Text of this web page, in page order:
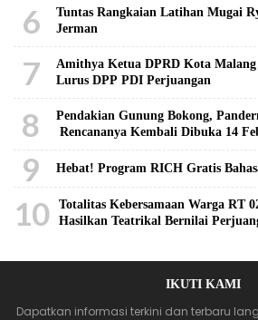
6
Tuntas Rangkaian Latihan Mugai Ryu Antara Indonesia dan
Jerman
7
Amithya Ketua DPRD Kota Malang
Lurus DPP PDI Perjuangan
8
Pendakian Gunung Bokong,
Rencananya Kembali Dibuka 14
9 Hebat! Program RICH Gratis
10
Totalitas Kebersamaan Warga RT
Hasilkan Teatrikal Bernilai
IKUTI KAMI
Dapatkan informasi terkini dan terbaru